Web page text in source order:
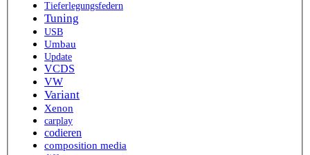
Tieferlegungsfedern
Tuning
USB
Umbau
Update
VCDS
VW
Variant
Xenon
carplay
codieren
composition media